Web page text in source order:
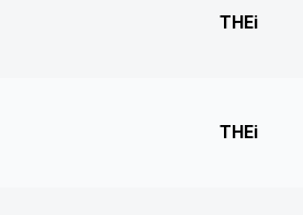
THEi
THEi